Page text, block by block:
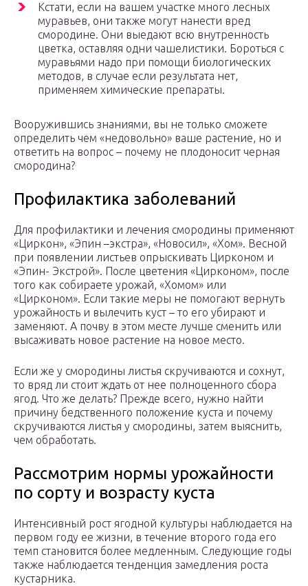
Кстати, если на вашем участке много лесных
муравьев, они также могут нанести вред
смородине. Они выедают всю внутренность
цветка, оставляя одни чашелистики. Бороться с
муравьями надо при помощи биологических
методов, в случае если результата нет,
применяем химические препараты.
Вооружившись знаниями, вы не только сможете
определить чем «недовольно» ваше растение, но и
ответить на вопрос – почему не плодоносит черная
смородина?
Профилактика заболеваний
Для профилактики и лечения смородины применяют
«Циркон», «Эпин –экстра», «Новосил», «Хом». Весной
при появлении листьев опрыскивать Цирконом и
«Эпин- Экстрой». После цветения «Цирконом», после
того как собираете урожай, «Хомом» или
«Цирконом». Если такие меры не помогают вернуть
урожайность и вылечить куст – то его убирают и
заменяют. А почву в этом месте лучше сменить или
высаживать новое растение на новое место.
Если же у смородины листья скручиваются и сохнут,
то вряд ли стоит ждать от нее полноценного сбора
ягод. Что же делать? Прежде всего, нужно найти
причину бедственного положение куста и почему
скручиваются листья у смородины, затем выяснить,
чем обработать.
Рассмотрим нормы урожайности
по сорту и возрасту куста
Интенсивный рост ягодной культуры наблюдается на
первом году ее жизни, в течение второго года его
темп становится более медленным. Следующие годы
также наблюдается тенденция замедления роста
кустарника.